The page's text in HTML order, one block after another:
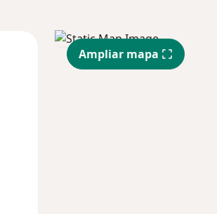
Jue
13 Ago
Vie
14 Ago
Ampliar mapa